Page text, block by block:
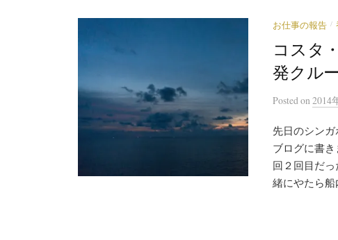
お仕事の報告 /
コスタ
発クル
Posted on 2014
先日のシン
ブログに書
回２回目だ
緒にやたら